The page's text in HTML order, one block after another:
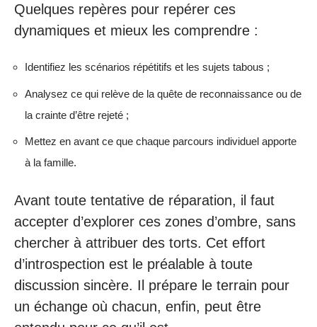
Quelques repères pour repérer ces
dynamiques et mieux les comprendre :
Identifiez les scénarios répétitifs et les sujets tabous ;
Analysez ce qui relève de la quête de reconnaissance ou de
la crainte d’être rejeté ;
Mettez en avant ce que chaque parcours individuel apporte
à la famille.
Avant toute tentative de réparation, il faut
accepter d’explorer ces zones d’ombre, sans
chercher à attribuer des torts. Cet effort
d’introspection est le préalable à toute
discussion sincère. Il prépare le terrain pour
un échange où chacun, enfin, peut être